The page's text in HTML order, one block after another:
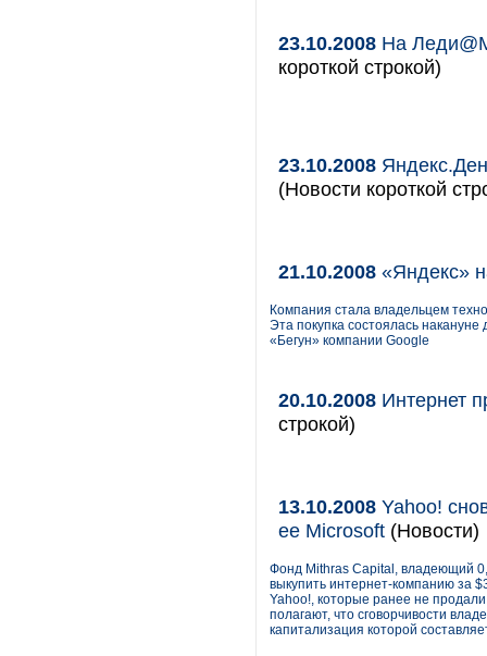
23.10.2008 На
короткой строкой)
23.10.2008
(Новости короткой
21.10.2008 «Яндекс»
Компания стала владельцем
Эта покупка состоялась
«Бегун» компании Google
20.10.2008 Интернет
строкой)
13.10.2008 Yahoo!
ее Microsoft (Новости)
Фонд Mithras Capital, владеющий
выкупить интернет-компанию за
Yahoo!, которые ранее не
полагают, что сговорчивости
капитализация которой